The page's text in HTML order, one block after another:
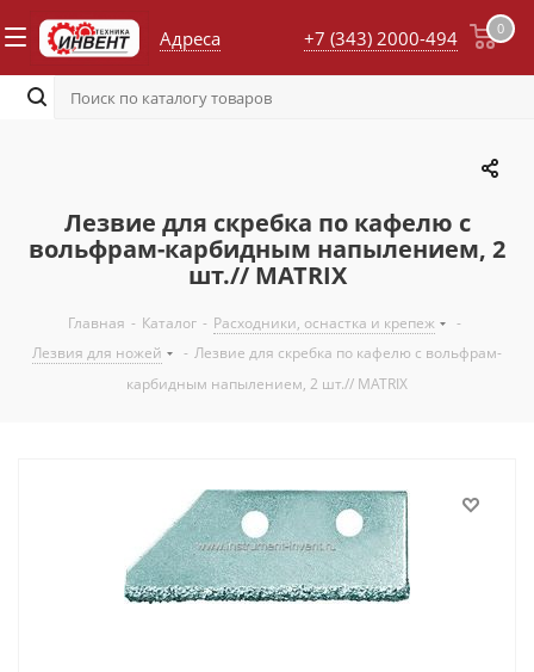
Адреса 0
+7 (343) 2000-494
Лезвие для скребка по кафелю с
вольфрам-карбидным напылением, 2
шт.// MATRIX
Главная - Каталог - Расходники, оснастка и крепеж
-
Лезвия для ножей
- Лезвие для скребка по кафелю с вольфрам-
карбидным напылением, 2 шт.// MATRIX